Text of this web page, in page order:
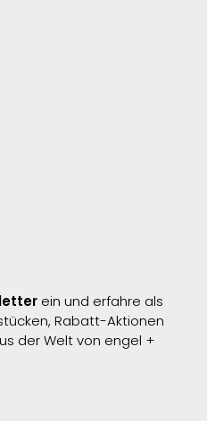
ein und erfahre als
Rabatt-Aktionen
der Welt von engel +